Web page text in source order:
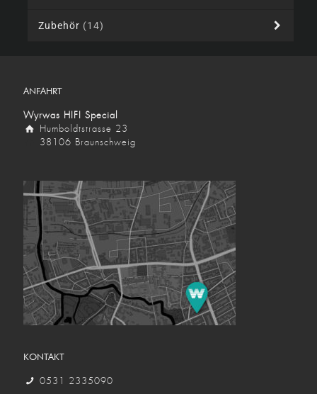
Zubehör (14)
ANFAHRT
Wyrwas HIFI Special
Humboldtstrasse 23
38106 Braunschweig
KONTAKT
0531 2335090